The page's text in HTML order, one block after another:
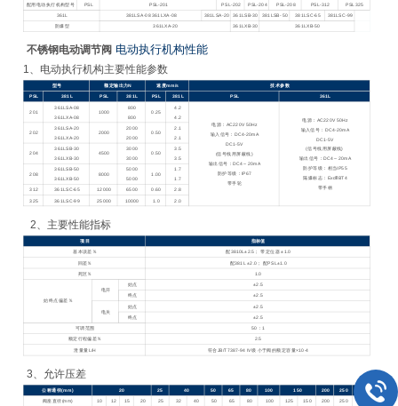
配用电动执行机构型号
PSL PSL-201 PSL-202 PSL-204 PSL-208 PSL-312
PSL325
361L
381LSA-08 361LXA-08 381LSA-20 361LSB-30 381LSB- 50 381LSC-65
381LSC-99
防爆型
361LXA-20 361LXB-30 361LXB-50
不锈钢电动调节阀 电动执行机构性能
1、电动执行机构主要性能参数
型号 额定输出力N 速度mm/s
技术参数
PSL
381L PSL 381L PSL 381L PSL 361L
201
361LSA-08
361LXA-08
1000
800
800
0.25
4.2
4.2
电源：AC220V 50Hz
输入信号：DC4-20mA
DC1-5V
(信号线用屏蔽线)
输出信号：DC4～20mA
防护等级：IP67
带手轮
电源：AC220V 50Hz
输入信号：DC4-20mA
DC1-5V
(信号线用屏蔽线)
输出信号：DC4～20mA
防护等级：相当IP55
隔爆标志：ExdⅡBT4
带手柄
202
361LSA-20
361LXA-20
2000
2000
2000
0.50
2.1
2.1
204
361LSB-30
361LXB-30
4500
3000
3000
0.50
3.5
3.5
208
361LSB-50
361LXB-50
8000
5000
5000
1.00
1.7
1.7
312
361LSC-65 12000 6500 0.60 2.8
325 361LSC-99 25000 10000 1.0 2.0
2、主要性能指标
项目
指标值
基本误差％
配3810L±2.5； 带定位器 ±1.0
回差％
配381L ±2.0； 配PSL±1.0
死区％
1.0
始终点偏差％
电开
始点
±2.5
终点
±2.5
电关
始点 ±2.5
终点 ±2.5
可调范围 50 ：1
额定行程偏差％
2.5
泄量量L/H
符合JB/T7387-94 IV级 小于阀的额定容量×10-4
3、允许压差
公称通径(mm) 20 25 40 50 65 80 100 150 200 250
300
阀座直径(mm)
10 12 15 20 25 32 40 50 65 80 100 125 150 200 250